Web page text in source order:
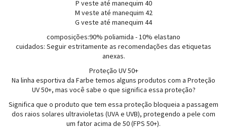
P veste até manequim 40
M veste até manequim 42
G veste até manequim 44
composições:90% poliamida - 10% elastano
cuidados: Seguir estritamente as recomendações das etiquetas
anexas.
Proteção UV 50+
Na linha esportiva da Farbe temos alguns produtos com a Proteção
UV 50+, mas você sabe o que significa essa proteção?
Significa que o produto que tem essa proteção bloqueia a passagem
dos raios solares ultravioletas (UVA e UVB), protegendo a pele com
um fator acima de 50 (FPS 50+).